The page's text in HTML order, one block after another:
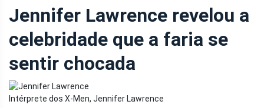
Jennifer Lawrence revelou a
celebridade que a faria se
sentir chocada
Intérprete dos X-Men, Jennifer Lawrence